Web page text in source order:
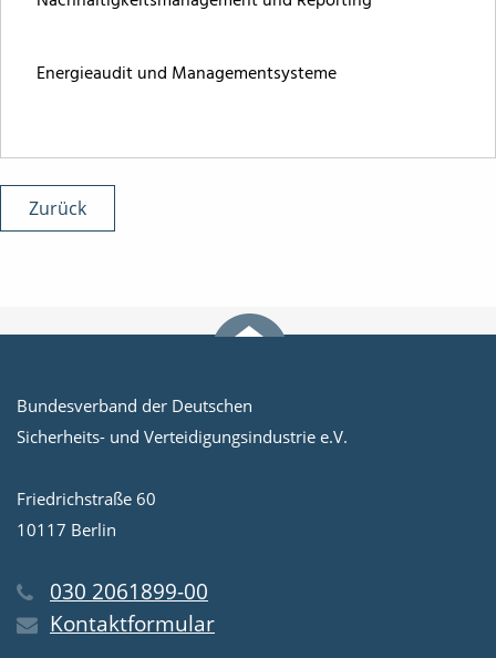
Energieaudit und Managementsysteme
Zurück
Bundesverband der Deutschen
Sicherheits- und Verteidigungsindustrie e.V.
Friedrichstraße 60
10117 Berlin
030 2061899-00
Kontaktformular